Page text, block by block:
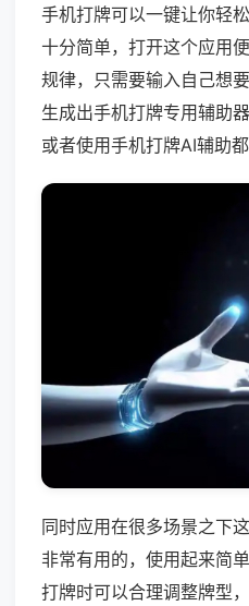
手机打牌可以一键让你轻
十分简单，打开这个应用
规律，只需要输入自己想
生成出手机打牌专用辅助
或者使用手机打牌AI辅助都
同时应用在很多场景之下
非常有用的，使用起来简
打牌时可以合理调整牌型